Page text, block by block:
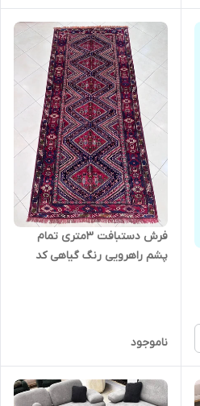
فرش دستبافت 3متری تمام
پشم راهرویی رنگ گیاهی کد
ناموجود